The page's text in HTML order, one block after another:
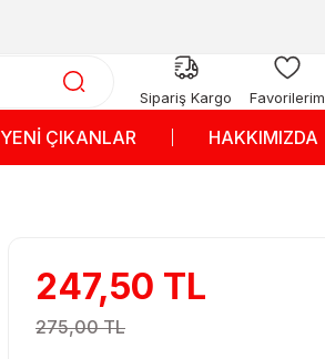
Sipariş Kargo Favorilerim
YENİ ÇIKANLAR HAKKIMIZDA
247,50 TL
275,00 TL